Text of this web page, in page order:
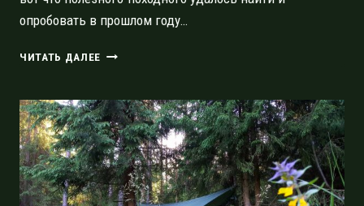
опробовать в прошлом году…
ЧИТАТЬ ДАЛЕЕ ПОХОДНЫЙ